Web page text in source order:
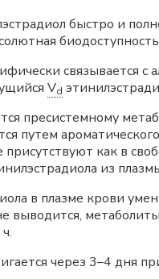
быстро и
связывается
Vd
пресистемному
путем
как в
из
в плазме крови
выводится,
через 3–4 дня